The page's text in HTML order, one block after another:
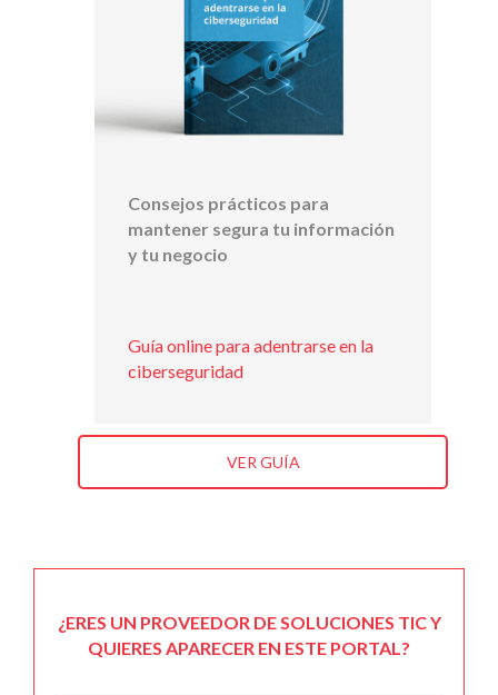
Consejos prácticos para
mantener segura tu información
y tu negocio
Guía online para adentrarse en la
ciberseguridad
VER GUÍA
¿ERES UN PROVEEDOR DE SOLUCIONES TIC Y
QUIERES APARECER EN ESTE PORTAL?